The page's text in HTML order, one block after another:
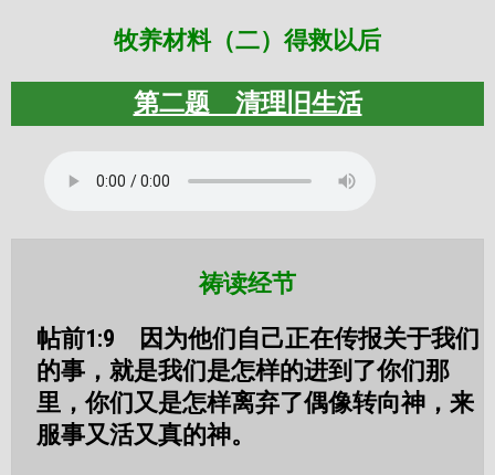
牧养材料（二）得救以后
第二题 清理旧生活
祷读经节
帖前1:9 因为他们自己正在传报关于我们
的事，就是我们是怎样的进到了你们那
里，你们又是怎样离弃了偶像转向神，来
服事又活又真的神。